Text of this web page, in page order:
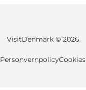
VisitDenmark © 2026
PersonvernpolicyCookies